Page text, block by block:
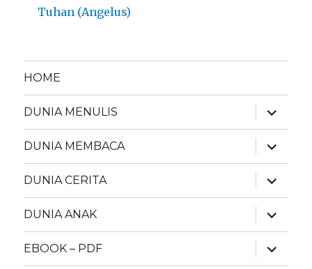
Tuhan (Angelus)
HOME
DUNIA MENULIS
expand
child
menu
DUNIA MEMBACA
expand
child
menu
DUNIA CERITA
expand
child
menu
DUNIA ANAK
expand
child
menu
EBOOK – PDF
expand
child